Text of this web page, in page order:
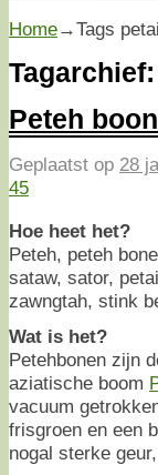
Home→Tags petai
Tagarchief:
Peteh
Geplaatst op 28
45
Hoe heet het?
Peteh, peteh
sataw, sator,
zawngtah, stink
Wat is het?
Petehbonen zijn
aziatische boom
vacuum
frisgroen en een
nogal sterke